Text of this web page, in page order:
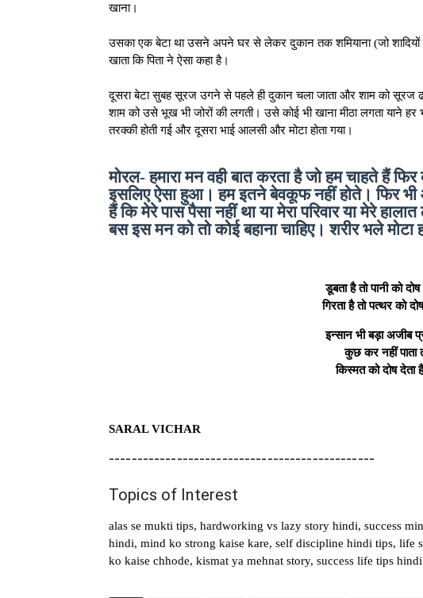
खाना।
उसका एक बेटा था उसने अपने घर से लेकर दुकान तक शमियाना (जो शादियों
खाता कि पिता ने ऐसा कहा है।
दूसरा बेटा सुबह सूरज उगने से पहले ही दुकान चला जाता और शाम को सूरज
शाम को उसे भूख भी जोरों की लगती। उसे कोई भी खाना मीठा लगता याने
तरक्की होती गई और दूसरा भाई आलसी और मोटा होता गया।
मोरल-हमारा मन वही बात करता है जो हम चाहते हैं
इसलिए ऐसा हुआ। हम इतने बेवकूफ नहीं होते। फिर
हैं कि मेरे पास पैसा नहीं था या मेरा परिवार या मेरे
बस इस मन को तो कोई बहाना चाहिए। शरीर भले मोटा
डूबता है तो पानी को
गिरता है तो पत्थर को
इन्सान भी बड़ा अजीब
कुछ कर नहीं पाता
किस्मत को दोष देता
SARAL VICHAR
-----------------------------------------------
Topics of Interest
alas se mukti tips, hardworking vs lazy story hindi, success
hindi, mind ko strong kaise kare, self discipline hindi tips, life
ko kaise chhode, kismat ya mehnat story, success life tips hindi